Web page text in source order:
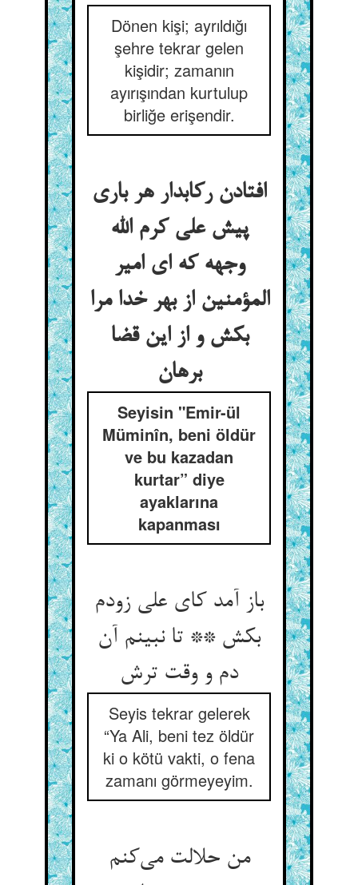
Dönen kişi; ayrıldığı
şehre tekrar gelen
kişidir; zamanın
ayırışından kurtulup
birliğe erişendir.
افتادن رکابدار هر باری
پیش علی کرم الله
وجهه که ای امیر
المؤمنین از بهر خدا مرا
بکش و از این قضا
برهان‌‌
Seyisin "Emir-ül
Müminîn, beni öldür
ve bu kazadan
kurtar” diye
ayaklarına
kapanması
باز آمد کای علی زودم
بکش ** تا نبینم آن
Seyis tekrar gelerek
“Ya Ali, beni tez öldür
ki o kötü vakti, o fena
zamanı görmeyeyim.
من حلالت می‌‌کنم